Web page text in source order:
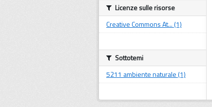
Licenze sulle risorse
Creative Commons At... (1)
Sottotemi
5211 ambiente naturale (1)